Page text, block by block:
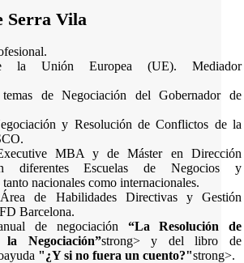
Serra Vila
la Unión Europea (UE). Mediador
de Negociación del Gobernador de
y Resolución de Conflictos de la
MBA y de Máster en Dirección
diferentes Escuelas de Negocios y
nacionales como internacionales.
de Habilidades Directivas y Gestión
Barcelona.
de negociación “La Resolución de
Negociación”strong> y del libro de
"¿Y si no fuera un cuento?"strong>.